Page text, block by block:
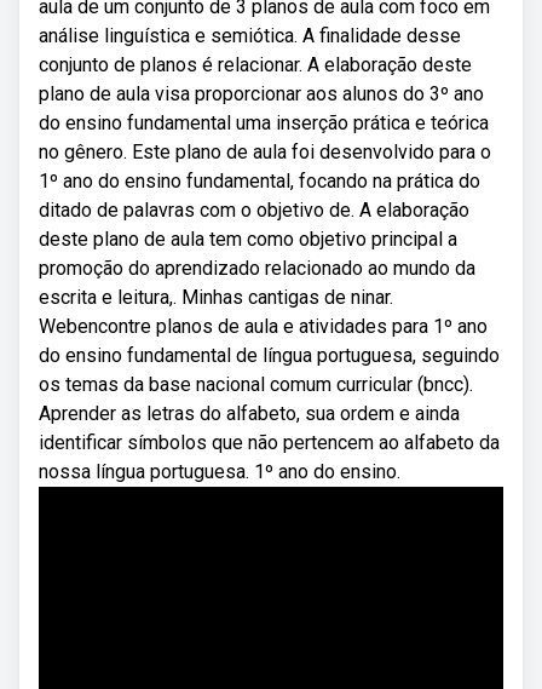
aula de um conjunto de 3 planos de aula com foco em
análise linguística e semiótica. A finalidade desse
conjunto de planos é relacionar. A elaboração deste
plano de aula visa proporcionar aos alunos do 3º ano
do ensino fundamental uma inserção prática e teórica
no gênero. Este plano de aula foi desenvolvido para o
1º ano do ensino fundamental, focando na prática do
ditado de palavras com o objetivo de. A elaboração
deste plano de aula tem como objetivo principal a
promoção do aprendizado relacionado ao mundo da
escrita e leitura,. Minhas cantigas de ninar.
Webencontre planos de aula e atividades para 1º ano
do ensino fundamental de língua portuguesa, seguindo
os temas da base nacional comum curricular (bncc).
Aprender as letras do alfabeto, sua ordem e ainda
identificar símbolos que não pertencem ao alfabeto da
nossa língua portuguesa. 1º ano do ensino.